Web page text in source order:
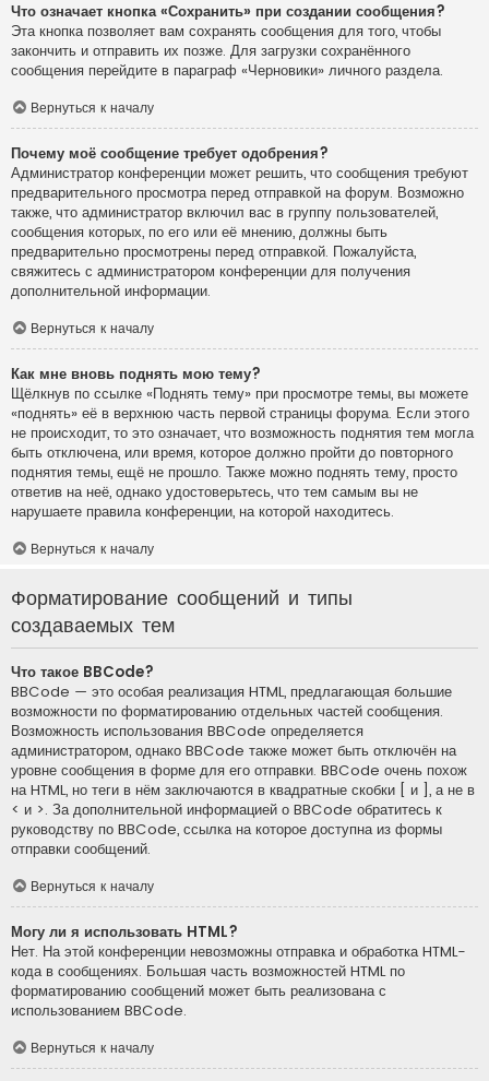
Что означает кнопка «Сохранить» при создании сообщения?
Эта кнопка позволяет вам сохранять сообщения для того, чтобы
закончить и отправить их позже. Для загрузки сохранённого
сообщения перейдите в параграф «Черновики» личного раздела.
Вернуться к началу
Почему моё сообщение требует одобрения?
Администратор конференции может решить, что сообщения требуют
предварительного просмотра перед отправкой на форум. Возможно
также, что администратор включил вас в группу пользователей,
сообщения которых, по его или её мнению, должны быть
предварительно просмотрены перед отправкой. Пожалуйста,
свяжитесь с администратором конференции для получения
дополнительной информации.
Вернуться к началу
Как мне вновь поднять мою тему?
Щёлкнув по ссылке «Поднять тему» при просмотре темы, вы можете
«поднять» её в верхнюю часть первой страницы форума. Если этого
не происходит, то это означает, что возможность поднятия тем могла
быть отключена, или время, которое должно пройти до повторного
поднятия темы, ещё не прошло. Также можно поднять тему, просто
ответив на неё, однако удостоверьтесь, что тем самым вы не
нарушаете правила конференции, на которой находитесь.
Вернуться к началу
Форматирование сообщений и типы
создаваемых тем
Что такое BBCode?
BBCode — это особая реализация HTML, предлагающая большие
возможности по форматированию отдельных частей сообщения.
Возможность использования BBCode определяется
администратором, однако BBCode также может быть отключён на
уровне сообщения в форме для его отправки. BBCode очень похож
на HTML, но теги в нём заключаются в квадратные скобки [ и ], а не в
< и >. За дополнительной информацией о BBCode обратитесь к
руководству по BBCode, ссылка на которое доступна из формы
отправки сообщений.
Вернуться к началу
Могу ли я использовать HTML?
Нет. На этой конференции невозможны отправка и обработка HTML-
кода в сообщениях. Большая часть возможностей HTML по
форматированию сообщений может быть реализована с
использованием BBCode.
Вернуться к началу